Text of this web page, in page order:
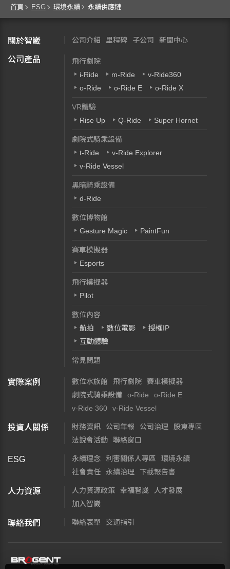
首頁 ESG 環境永續 永續供應鏈
關於智崴 公司介紹 里程碑 子公司 新聞中心
公司產品
飛行劇院
i-Ride
m-Ride
v-Ride360
o-Ride
o-Ride E o-Ride X
VR體驗
Rise Up
Q-Ride Super Hornet
劇院式騎乘設備
t-Ride
v-Ride Explorer
v-Ride Vessel
黑暗騎乘設備
d-Ride
數位博物館
Gesture Magic
PaintFun
賽車模擬器
Esports
飛行模擬器
Pilot
數位內容
航拍
數位電影
授權IP
互動體驗
常見問題
實際案例 數位水族館 飛行劇院
賽車模擬器
劇院式騎乘設備
o-Ride
o-Ride E
v-Ride 360
v-Ride Vessel
投資人關係 財務資訊 公司年報 公司治理
股東專區
法說會活動
聯絡窗口
ESG 永續理念 利害關係人專區
環境永續
社會責任
永續治理 下載報告書
人力資源 人力資源政策 幸福智崴
人才發展
加入智崴
聯絡我們 聯絡表單 交通指引